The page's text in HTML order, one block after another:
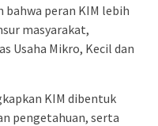
peran KIM lebih
masyarakat,
Usaha Mikro, Kecil dan
KIM dibentuk
pengetahuan, serta